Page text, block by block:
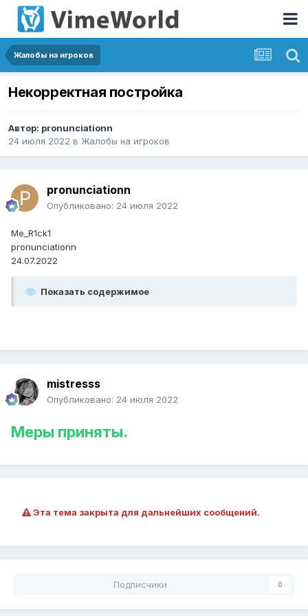
Жалобы на игроков
Некорректная постройка
Автор: pronunciationn
24 июля 2022 в Жалобы на игроков
pronunciationn
Опубликовано: 24 июля 2022
Me_R1ck1
pronunciationn
24.07.2022
Показать содержимое
mistresss
Опубликовано: 24 июля 2022
Меры приняты.
Эта тема закрыта для дальнейших сообщений.
Подписчики 0